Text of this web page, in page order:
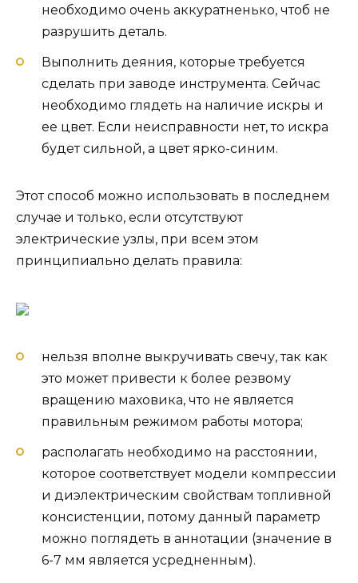
необходимо очень аккуратненько, чтоб не
разрушить деталь.
Выполнить деяния, которые требуется
сделать при заводе инструмента. Сейчас
необходимо глядеть на наличие искры и
ее цвет. Если неисправности нет, то искра
будет сильной, а цвет ярко-синим.
Этот способ можно использовать в последнем
случае и только, если отсутствуют
электрические узлы, при всем этом
принципиально делать правила:
нельзя вполне выкручивать свечу, так как
это может привести к более резвому
вращению маховика, что не является
правильным режимом работы мотора;
располагать необходимо на расстоянии,
которое соответствует модели компрессии
и диэлектрическим свойствам топливной
консистенции, потому данный параметр
можно поглядеть в аннотации (значение в
6-7 мм является усредненным).